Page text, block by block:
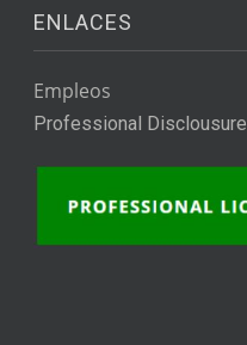
ENLACES
Empleos
Professional Disclousure